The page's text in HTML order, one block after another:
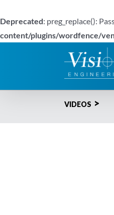
Deprecated: preg_replace():
content/plugins/wordfence/
VIDEOS